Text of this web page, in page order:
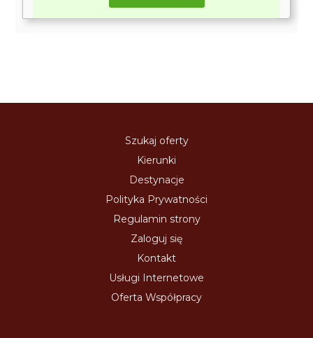
Szukaj oferty
Kierunki
Destynacje
Polityka Prywatności
Regulamin strony
Zaloguj się
Kontakt
Usługi Internetowe
Oferta Współpracy